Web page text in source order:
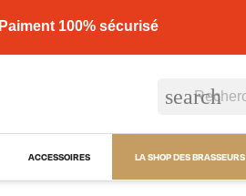
Paiment 100% sécurisé
search
ACCESSOIRES LA SHOP DES BRASSEURS